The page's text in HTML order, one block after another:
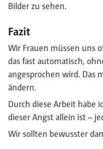
Bilder zu sehen.
Fazit
Wir Frauen müssen uns
das fast automatisch,
angesprochen wird. Das
ändern.
Durch diese Arbeit habe
dieser Angst allein ist –
Wir sollten bewusster